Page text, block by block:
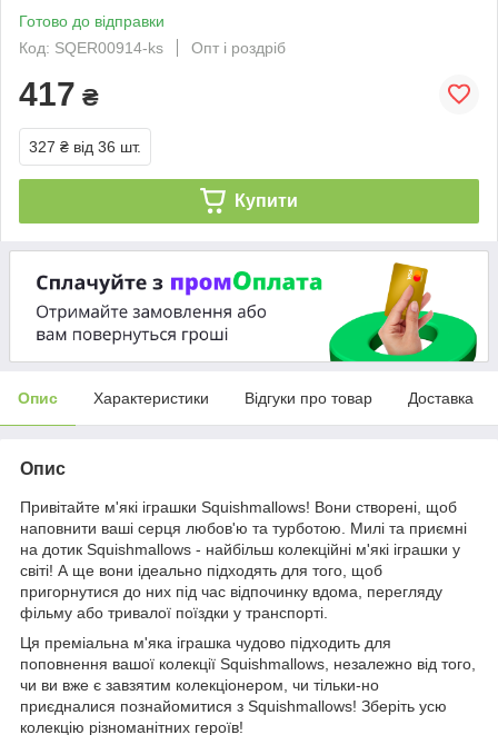
Готово до відправки
Код: SQER00914-ks
Опт і роздріб
417 ₴
327 ₴ від 36 шт.
Купити
Опис Характеристики Відгуки про товар Доставка
Опис
Привітайте м'які іграшки Squishmallows! Вони створені, щоб
наповнити ваші серця любов'ю та турботою. Милі та приємні
на дотик Squishmallows - найбільш колекційні м'які іграшки у
світі! А ще вони ідеально підходять для того, щоб
пригорнутися до них під час відпочинку вдома, перегляду
фільму або тривалої поїздки у транспорті.
Ця преміальна м'яка іграшка чудово підходить для
поповнення вашої колекції Squishmallows, незалежно від того,
чи ви вже є завзятим колекціонером, чи тільки-но
приєдналися познайомитися з Squishmallows! Зберіть усю
колекцію різноманітних героїв!